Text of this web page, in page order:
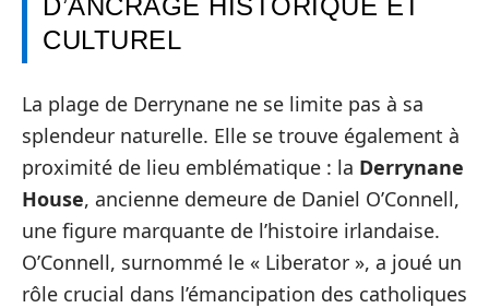
D’ANCRAGE HISTORIQUE ET
CULTUREL
La plage de Derrynane ne se limite pas à sa
splendeur naturelle. Elle se trouve également à
proximité de lieu emblématique : la Derrynane
House, ancienne demeure de Daniel O’Connell,
une figure marquante de l’histoire irlandaise.
O’Connell, surnommé le « Liberator », a joué un
rôle crucial dans l’émancipation des catholiques